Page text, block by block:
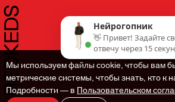
Мы используем файлы cookie, чтобы вам
метрические системы, чтобы знать, кто к
Подробности — вПользовательском
Нейрогопник
👋 Привет! Задайте
отвечу через 15